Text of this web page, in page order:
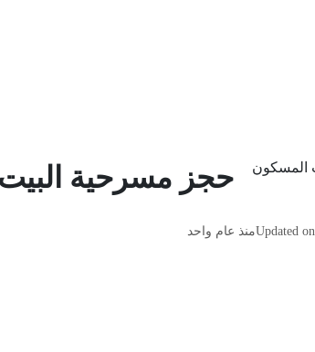
حجز مسرحية
Updated onمنذ عام واحد